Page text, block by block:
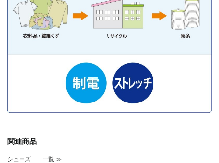
関連商品
シューズ 一覧 ≫